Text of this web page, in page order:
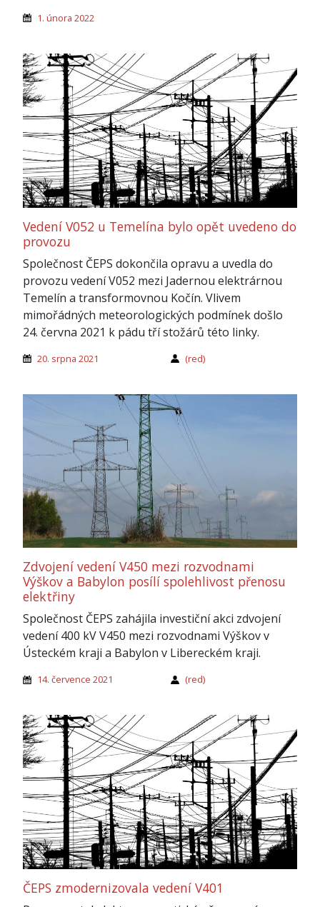
1. února 2022
Vedení V052 u Temelína bylo opět uvedeno do
provozu
Společnost ČEPS dokončila opravu a uvedla do
provozu vedení V052 mezi Jadernou elektrárnou
Temelín a transformovnou Kočín. Vlivem
mimořádných meteorologických podmínek došlo
24. června 2021 k pádu tří stožárů této linky.
20. srpna 2021 (red)
Zdvojení vedení V450 mezi rozvodnami
Výškov a Babylon posílí spolehlivost přenosu
elektřiny
Společnost ČEPS zahájila investiční akci zdvojení
vedení 400 kV V450 mezi rozvodnami Výškov v
Ústeckém kraji a Babylon v Libereckém kraji.
14. července 2021 (red)
ČEPS zmodernizovala vedení V401